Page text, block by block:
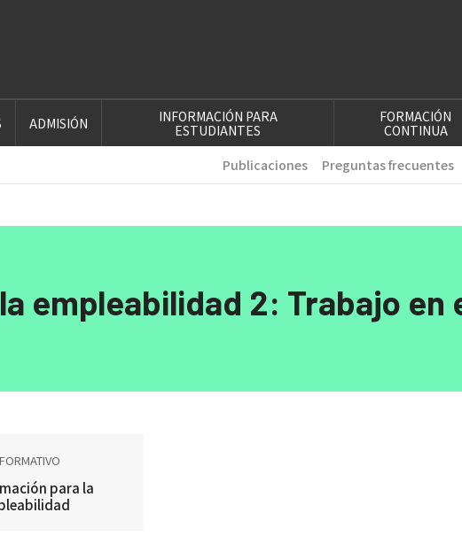
ADMISIÓN
INFORMACIÓN PARA
ESTUDIANTES
FORMACIÓN
CONTINUA
Preguntas frecuentes
Publicaciones
empleabilidad 2: Trabajo en
para la